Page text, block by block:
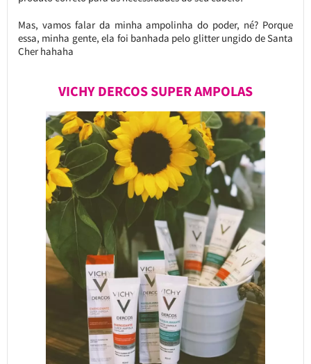
Mas, vamos falar da minha ampolinha do poder, né? Porque
essa, minha gente, ela foi banhada pelo glitter ungido de Santa
Cher hahaha
VICHY DERCOS SUPER AMPOLAS